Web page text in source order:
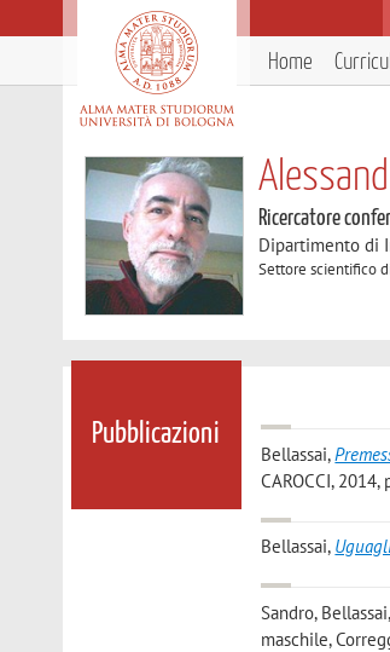
Home
Ricercatore
Dipartimento di
Settore scientifico
Pubblicazioni
Bellassai,
CAROCCI,
Bellassai,
Sandro, Bellassai
maschile,